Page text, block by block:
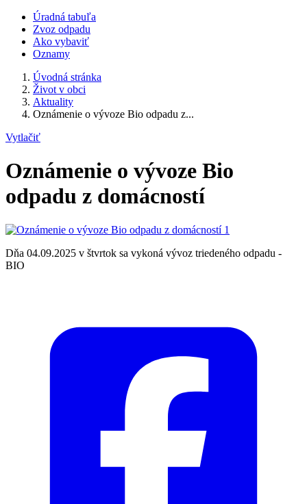
Úradná tabuľa
Zvoz odpadu
Ako vybaviť
Oznamy
Úvodná stránka
Život v obci
Aktuality
Oznámenie o vývoze Bio odpadu z...
Vytlačiť
Oznámenie o vývoze Bio
odpadu z domácností
Dňa 04.09.2025 v štvrtok sa vykoná vývoz triedeného odpadu -
BIO